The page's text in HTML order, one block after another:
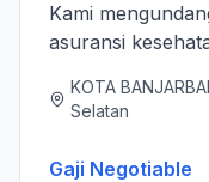
Kami
asuransi
(Senior Officer)
KOTA
Selatan
Gaji Negotiable